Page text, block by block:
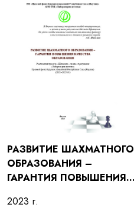
РАЗВИТИЕ ШАХМАТНОГО
ОБРАЗОВАНИЯ –
ГАРАНТИЯ ПОВЫШЕНИЯ
ОБРАЗОВАНИЯ
2023 г.